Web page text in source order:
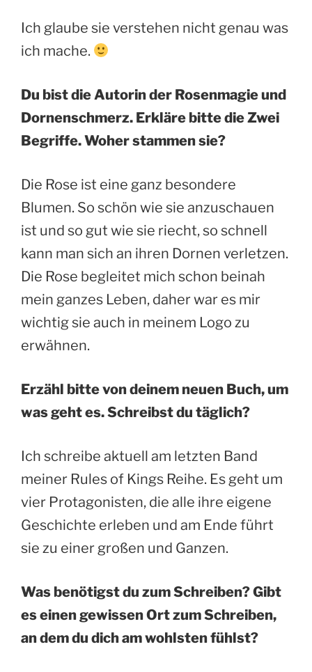
Ich glaube sie verstehen nicht genau was
ich mache.
Du bist die Autorin der Rosenmagie und
Dornenschmerz. Erkläre bitte die Zwei
Begriffe. Woher stammen sie?
Die Rose ist eine ganz besondere
Blumen. So schön wie sie anzuschauen
ist und so gut wie sie riecht, so schnell
kann man sich an ihren Dornen verletzen.
Die Rose begleitet mich schon beinah
mein ganzes Leben, daher war es mir
wichtig sie auch in meinem Logo zu
erwähnen.
Erzähl bitte von deinem neuen Buch, um
was geht es. Schreibst du täglich?
Ich schreibe aktuell am letzten Band
meiner Rules of Kings Reihe. Es geht um
vier Protagonisten, die alle ihre eigene
Geschichte erleben und am Ende führt
sie zu einer großen und Ganzen.
Was benötigst du zum Schreiben? Gibt
es einen gewissen Ort zum Schreiben,
an dem du dich am wohlsten fühlst?